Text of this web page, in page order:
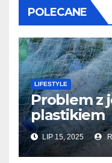
POLECANE
LIFESTYLE
Problem z
plastikiem
LIP 15, 2025